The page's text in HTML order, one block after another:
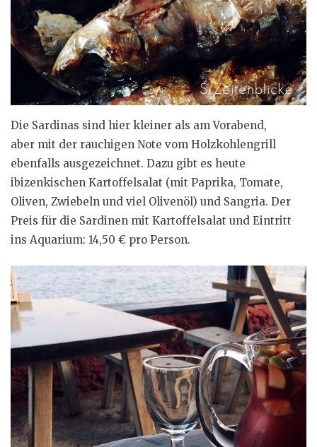
Die Sardinas sind hier kleiner als am Vorabend,
aber mit der rauchigen Note vom Holzkohlengrill
ebenfalls ausgezeichnet. Dazu gibt es heute
ibizenkischen Kartoffelsalat (mit Paprika, Tomate,
Oliven, Zwiebeln und viel Olivenöl) und Sangria. Der
Preis für die Sardinen mit Kartoffelsalat und Eintritt
ins Aquarium: 14,50 € pro Person.